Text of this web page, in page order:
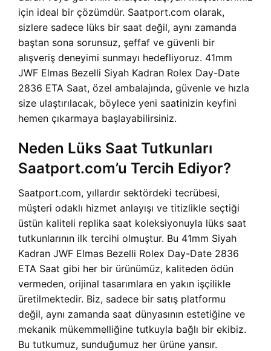
için ideal bir çözümdür. Saatport.com olarak,
sizlere sadece lüks bir saat değil, aynı zamanda
baştan sona sorunsuz, şeffaf ve güvenli bir
alışveriş deneyimi sunmayı hedefliyoruz. 41mm
JWF Elmas Bezelli Siyah Kadran Rolex Day-Date
2836 ETA Saat, özel ambalajında, güvenle ve hızla
size ulaştırılacak, böylece yeni saatinizin keyfini
hemen çıkarmaya başlayabilirsiniz.
Neden Lüks Saat Tutkunları
Saatport.com’u Tercih Ediyor?
Saatport.com, yıllardır sektördeki tecrübesi,
müşteri odaklı hizmet anlayışı ve titizlikle seçtiği
üstün kaliteli replika saat koleksiyonuyla lüks saat
tutkunlarının ilk tercihi olmuştur. Bu 41mm Siyah
Kadran JWF Elmas Bezelli Rolex Day-Date 2836
ETA Saat gibi her bir ürünümüz, kaliteden ödün
vermeden, orijinal tasarımlara en yakın işçilikle
üretilmektedir. Biz, sadece bir satış platformu
değil, aynı zamanda saat dünyasının estetiğine ve
mekanik mükemmelliğine tutkuyla bağlı bir ekibiz.
Bu tutkumuz, sunduğumuz her ürüne yansır.